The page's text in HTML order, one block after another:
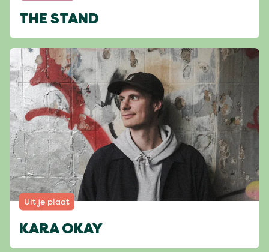
THE STAND
Uit je plaat
KARA OKAY